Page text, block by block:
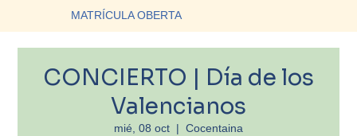
MATRÍCULA OBERTA
CONCIERTO | Día de los
Valencianos
mié, 08 oct
  |
Cocentaina